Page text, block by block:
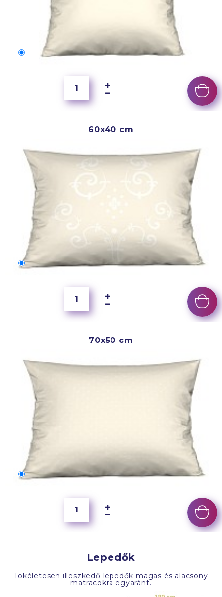
50x40 cm
60x40 cm
60x40 cm
70x50 cm
70x50 cm
Lepedők
Tökéletesen illeszkedő lepedők magas és alacsony
matracokra egyaránt.